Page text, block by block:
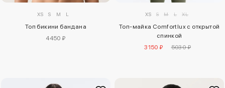
XS S M L
Топ бикини бандана
4450 ₽
XS S M L XL
Топ-майка Comfortlux с открытой
спинкой
3150 ₽
5030 ₽